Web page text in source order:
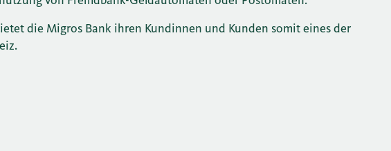
die Migros Bank ihren Kundinnen und Kunden somit eines der